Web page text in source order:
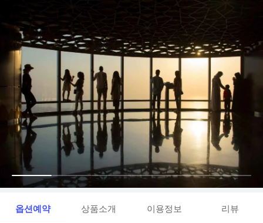
옵션예약 상품소개 이용정보 리뷰